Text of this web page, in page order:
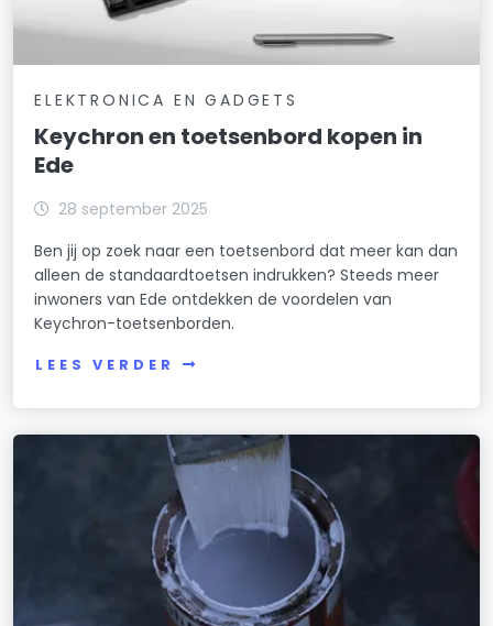
ELEKTRONICA EN GADGETS
Keychron en toetsenbord kopen in
Ede
28 september 2025
Ben jij op zoek naar een toetsenbord dat meer kan dan
alleen de standaardtoetsen indrukken? Steeds meer
inwoners van Ede ontdekken de voordelen van
Keychron-toetsenborden.
LEES VERDER